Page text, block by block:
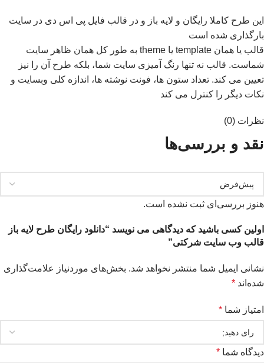
اين طرح کاملا رایگان و لايه باز و در قالب فايل پی اس دی در سايت
بارگذاری شده است
قالب یا همان template یا theme به طور کل همان ظاهر سایت
شماست. قالب نه تنها رنگ آمیزی سایت شما، بلکه طرح آن را نیز
تعیین می کند. تعداد ستون ها، فونت نوشته ها، اندازه کلی وبسایت و
نکات دیگر را کنترل می کند
نظرات (0)
نقد و بررسی‌ها
هنوز بررسی‌ای ثبت نشده است.
اولین کسی باشید که دیدگاهی می نویسد “دانلود رایگان طرح لایه باز
قالب وب سایت شرکتی”
نشانی ایمیل شما منتشر نخواهد شد. بخش‌های موردنیاز علامت‌گذاری
شده‌اند *
امتیاز شما *
دیدگاه شما *